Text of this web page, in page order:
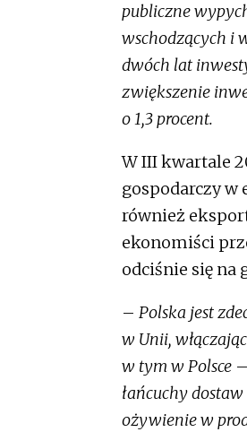
publiczne
wschodzących i
dwóch lat
zwiększenie
o 1,3 procent.
W III kwartale
gospodarczy w
również
ekonomiści
odciśnie się na
– Polska jest
w Unii,
w tym w Polsce
łańcuchy
ożywienie w